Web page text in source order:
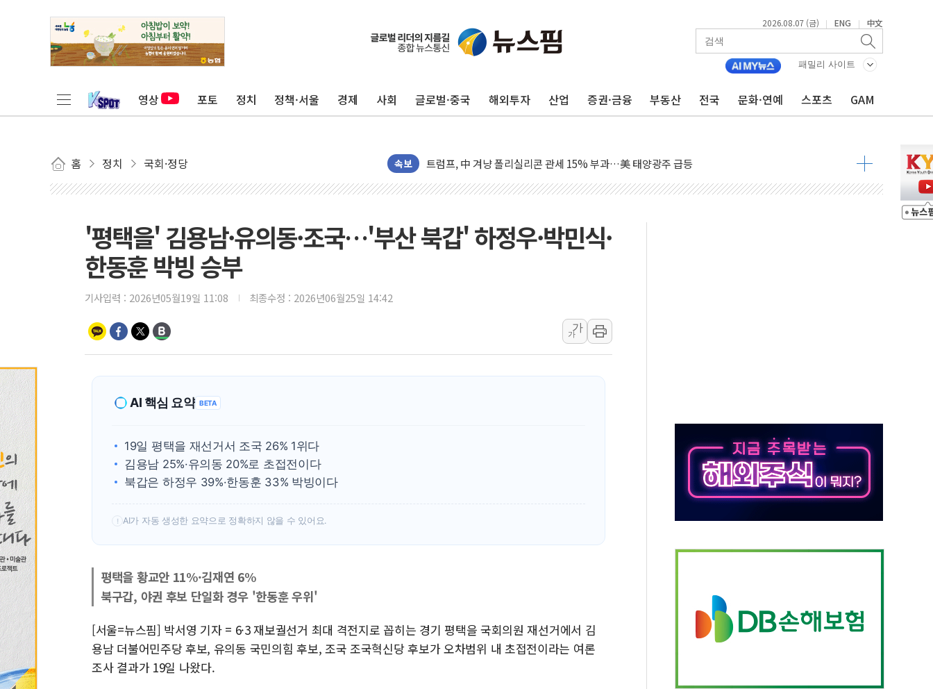
2026.08.07 (금) | ENG | 中文
패밀리 사이트
영상 포토 정치 정책·서울 경제 사회 글로벌·중국 해외투자 산업 증권·금융 부동산 전국 문화·연예 스포츠 GAM
홈 정치 국회·정당 속보
보훈부, 미 DPAA와 MOU… "6·25 미군 실종자 7359명 끝까지 찾겠다"
특정 정치인 측근 포항시 정책특보 내정설...포항시 '시끌'
李 "해남 태양광, 대한민국 다음 100년 밑거름…수도권 집중 완화 전환점"
트럼프, 中 겨냥 폴리실리콘 관세 15% 부과…美 태양광주 급등
[사진] 빈살만과 에르도안의 만남
남동발전, 해남군에 국내 최대 규모 400MW 태양광 착공…여의도 1.6배 규모
[인도증시] 중동 불안 속 유가 상승에 소폭 하락...금융주 낙폭 커
신길동 신축도 3.3㎡당 7250만원…써밋 클라비온 59㎡ 18억원대
후티 반군, 예멘 정부군과 사우디 동시 공격… 위기 고조되는 또 다른 중동 화약고
'평택을' 김용남·유의동·조국…'부산 북갑' 하정우·박민식·
한동훈 박빙 승부
기사입력 : 2026년05월19일 11:08 최종수정 : 2026년06월25일 14:42
가
가
AI 핵심 요약 BETA
19일 평택을 재선거서 조국 26% 1위다
김용남 25%·유의동 20%로 초접전이다
북갑은 하정우 39%·한동훈 33% 박빙이다
! AI가 자동 생성한 요약으로 정확하지 않을 수 있어요.
평택을 황교안 11%·김재연 6%
북구갑, 야권 후보 단일화 경우 '한동훈 우위'
[서울=뉴스핌] 박서영 기자 = 6·3 재보궐선거 최대 격전지로 꼽히는 경기 평택을 국회의원 재선거에서 김
용남 더불어민주당 후보, 유의동 국민의힘 후보, 조국 조국혁신당 후보가 오차범위 내 초접전이라는 여론
조사 결과가 19일 나왔다.